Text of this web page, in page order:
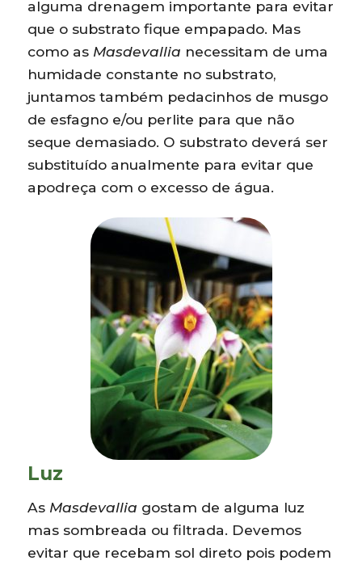
alguma drenagem importante para evitar
que o substrato fique empapado. Mas
como as Masdevallia necessitam de uma
humidade constante no substrato,
juntamos também pedacinhos de musgo
de esfagno e/ou perlite para que não
seque demasiado. O substrato deverá ser
substituído anualmente para evitar que
apodreça com o excesso de água.
Luz
As Masdevallia gostam de alguma luz
mas sombreada ou filtrada. Devemos
evitar que recebam sol direto pois podem